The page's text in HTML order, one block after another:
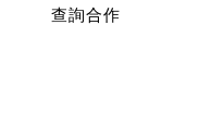
查詢合作